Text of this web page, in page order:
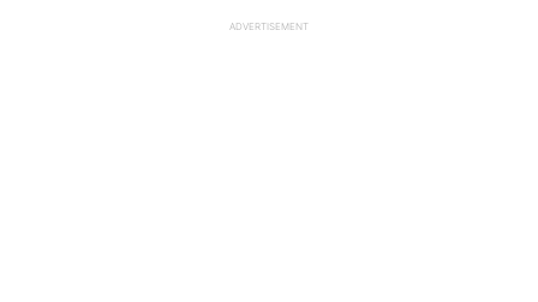
ADVERTISEMENT